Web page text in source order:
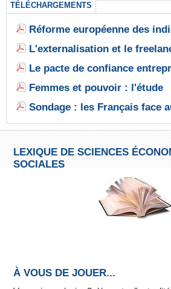
TÉLÉCHARGEMENTS
Réforme européenne des
L'externalisation et le
Le pacte de confiance
Femmes et pouvoir : l'étude
Sondage : les Français face
LEXIQUE DE SCIENCES
SOCIALES
À VOUS DE JOUER...